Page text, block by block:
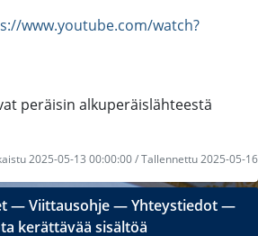
www.youtube.com/watch?
peräisin alkuperäislähteestä
2025-05-13 00:00:00 / Tallennettu 2025-05-16
―Viittausohje―Yhteystiedot―
kerättävää sisältöä